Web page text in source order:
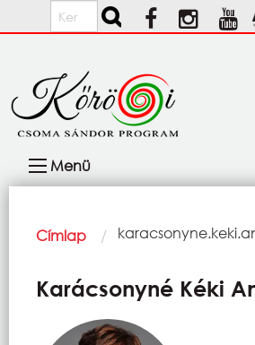
Ugrás a tartalomra
Keresés
navigáció
Menü
Morzsa
Címlap Current:
Karácsonyné Kéki